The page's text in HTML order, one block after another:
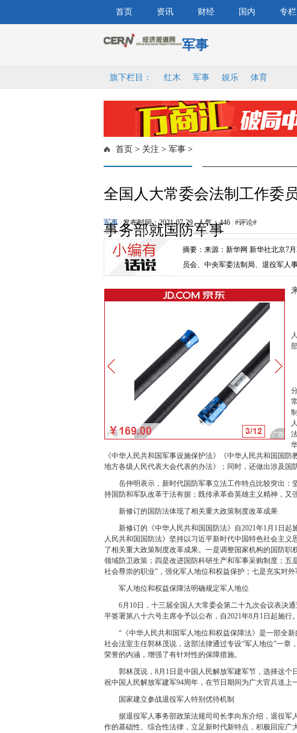
首页 资讯 财经 国内 专栏
军事
旗下栏目： 红木 军事 娱乐 体育
首页 > 关注 > 军事 >
全国人大常委会法制工作委
事务部就国防军事
军事 发布时间：2021-07-29 |人气：446 #评论#
摘要：来源：新华网 新华社北京7
员会、中央军委法制局、退役军人
《中华人民共和国军事设施保护法》《中华人民共和国国
地方各级人民代表大会代表的办法》；同时，还做出涉及国
岳仲明表示，新时代国防军事立法工作特点比较突出：
持国防和军队改革于法有据；既传承革命英雄主义精神，又
新修订的国防法体现了相关重大政策制度改革成果
新修订的《中华人民共和国国防法》自2021年1月1日起
人民共和国国防法》坚持以习近平新时代中国特色社会主
了相关重大政策制度改革成果。一是调整国家机构的国防
领域防卫政策；四是改进国防科研生产和军事采购制度；
社会尊崇的职业”，强化军人地位和权益保护；七是充实对外
军人地位和权益保障法明确规定军人地位
6月10日，十三届全国人大常委会第二十九次会议表决通
平签署第八十六号主席令予以公布，自2021年8月1日起施行。
“《中华人民共和国军人地位和权益保障法》是一部全新
社会法室主任郭林茂说，这部法律通过专设“军人地位”一
荣誉的内涵，增强了有针对性的保障措施。
郭林茂说，8月1日是中国人民解放军建军节，选择这个
祝中国人民解放军建军94周年，在节日期间为广大官兵送上
国家建立参战退役军人特别优待机制
据退役军人事务部政策法规司司长李向东介绍，退役军
作的基础性、综合性法律，立足新时代新特点，积极回应广